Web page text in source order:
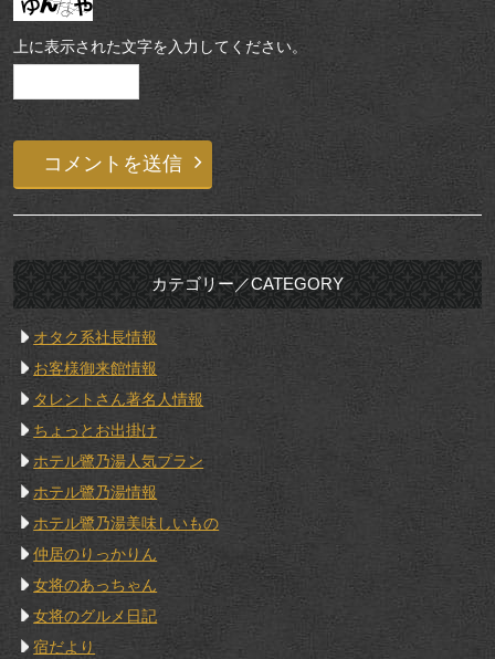
上に表示された文字を入力してください。
カテゴリー／CATEGORY
オタク系社長情報
お客様御来館情報
タレントさん著名人情報
ちょっとお出掛け
ホテル鷺乃湯人気プラン
ホテル鷺乃湯情報
ホテル鷺乃湯美味しいもの
仲居のりっかりん
女将のあっちゃん
女将のグルメ日記
宿だより